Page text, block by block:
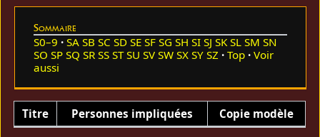
Sommaire
S0–9 SA SB SC SD SE SF SG SH SI SJ SK SL SM SN
SO SP SQ SR SS ST SU SV SW SX SY SZ Top
Voir
aussi
Titre Personnes impliquées Copie modèle